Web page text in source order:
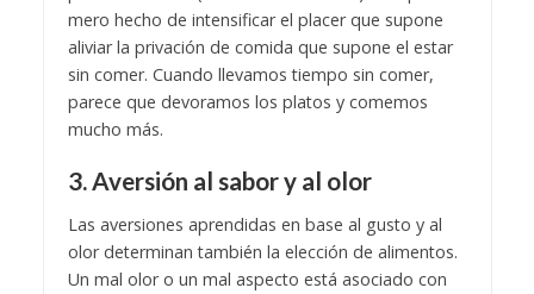
mero hecho de intensificar el placer que supone
aliviar la privación de comida que supone el estar
sin comer. Cuando llevamos tiempo sin comer,
parece que devoramos los platos y comemos
mucho más.
3. Aversión al sabor y al olor
Las aversiones aprendidas en base al gusto y al
olor determinan también la elección de alimentos.
Un mal olor o un mal aspecto está asociado con